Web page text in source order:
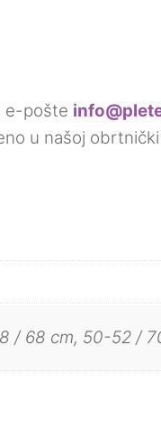
e-pošte
u našoj
/ 68 cm, 50-52 /